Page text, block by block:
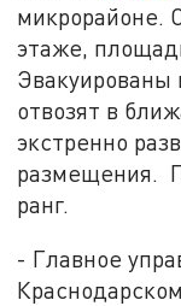
микрорайоне.
этаже,
отвозят в
экстренно
размещения.
ранг.
- Главное